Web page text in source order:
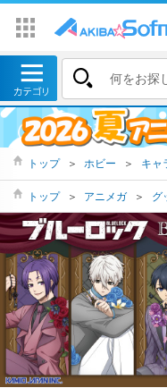
トップ ＞ ホビー ＞ キャ
トップ ＞ アニメガ ＞ グ